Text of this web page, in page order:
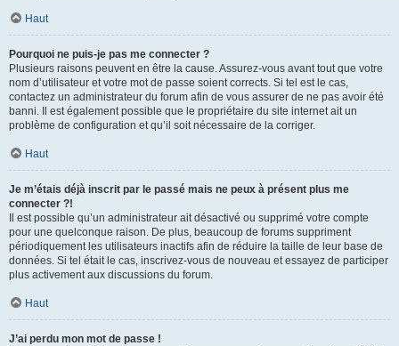
Haut
Pourquoi ne puis-je pas me connecter ?
Plusieurs raisons peuvent en être la cause. Assurez-vous avant tout que votre
nom d’utilisateur et votre mot de passe soient corrects. Si tel est le cas,
contactez un administrateur du forum afin de vous assurer de ne pas avoir été
banni. Il est également possible que le propriétaire du site internet ait un
problème de configuration et qu’il soit nécessaire de la corriger.
Haut
Je m’étais déjà inscrit par le passé mais ne peux à présent plus me
connecter ?!
Il est possible qu’un administrateur ait désactivé ou supprimé votre compte
pour une quelconque raison. De plus, beaucoup de forums suppriment
périodiquement les utilisateurs inactifs afin de réduire la taille de leur base de
données. Si tel était le cas, inscrivez-vous de nouveau et essayez de participer
plus activement aux discussions du forum.
Haut
J’ai perdu mon mot de passe !